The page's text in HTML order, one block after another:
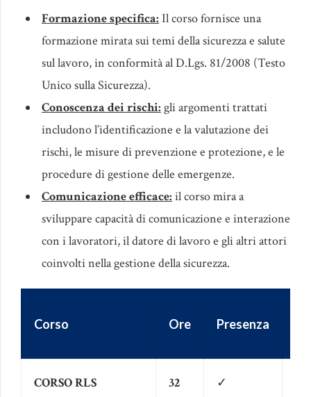
Formazione specifica: Il corso fornisce una
formazione mirata sui temi della sicurezza e salute
sul lavoro, in conformità al D.Lgs. 81/2008 (Testo
Unico sulla Sicurezza).
Conoscenza dei rischi: gli argomenti trattati
includono l’identificazione e la valutazione dei
rischi, le misure di prevenzione e protezione, e le
procedure di gestione delle emergenze.
Comunicazione efficace: il corso mira a
sviluppare capacità di comunicazione e interazione
con i lavoratori, il datore di lavoro e gli altri attori
coinvolti nella gestione della sicurezza.
Corso Ore Presenza
CORSO RLS 32 ✓